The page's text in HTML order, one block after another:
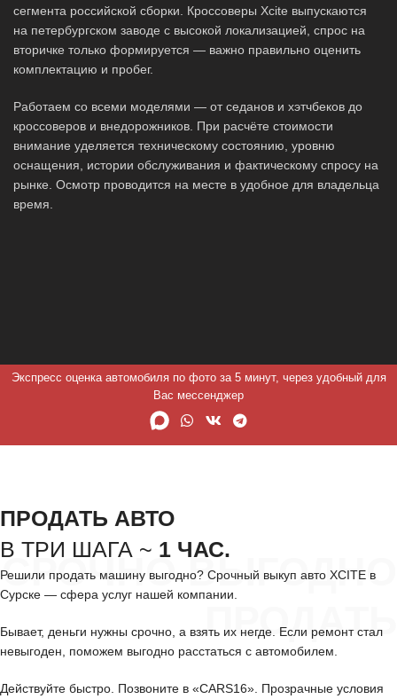
сегмента российской сборки. Кроссоверы Xcite выпускаются
на петербургском заводе с высокой локализацией, спрос на
вторичке только формируется — важно правильно оценить
комплектацию и пробег.
Работаем со всеми моделями — от седанов и хэтчбеков до
кроссоверов и внедорожников. При расчёте стоимости
внимание уделяется техническому состоянию, уровню
оснащения, истории обслуживания и фактическому спросу на
рынке. Осмотр проводится на месте в удобное для владельца
время.
Экспресс оценка автомобиля по фото за 5 минут, через удобный для
Вас мессенджер
СРОЧНО ВЫГОДНО
ПРОДАТЬ
ПРОДАТЬ АВТО
В ТРИ ШАГА ~ 1 ЧАС.
Решили продать машину выгодно? Срочный выкуп авто XCITE в
Сурске — сфера услуг нашей компании.
Бывает, деньги нужны срочно, а взять их негде. Если ремонт стал
невыгоден, поможем выгодно расстаться с автомобилем.
Действуйте быстро. Позвоните в «CARS16». Прозрачные условия